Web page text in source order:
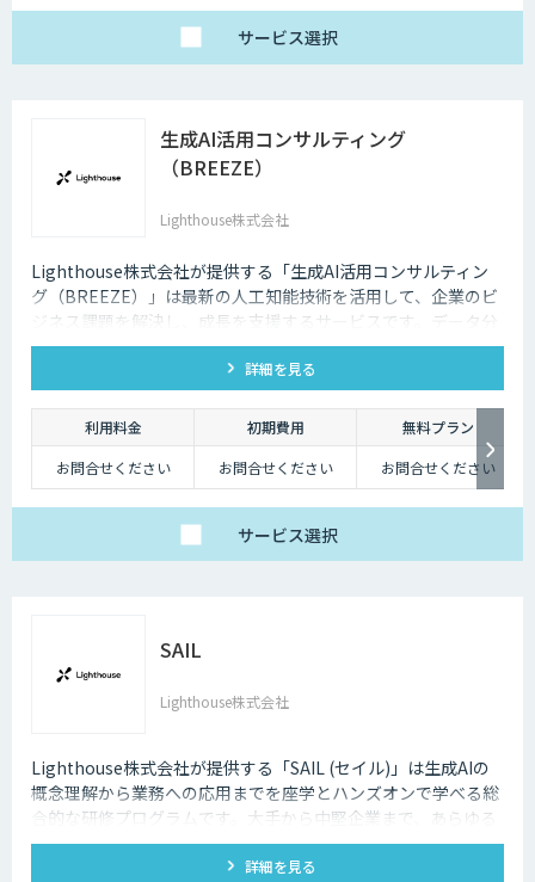
サービス選択
生成AI活用コンサルティング
（BREEZE）
Lighthouse株式会社
Lighthouse株式会社が提供する「生成AI活用コンサルティン
グ（BREEZE）」は最新の人工知能技術を活用して、企業のビ
ジネス課題を解決し、成長を支援するサービスです。データ分
析、業務自動化、予測分析、カスタマーエクスペリエンスの向
上など、幅広いソリューションを提供します。貴社事業の実態
に合わせたAI活用戦略を構築し、競争力を高めます。
詳細を見る
利用料金 初期費用
無料プラン
お問合せください
お問合せください お問合せください
サービス選択
SAIL
Lighthouse株式会社
Lighthouse株式会社が提供する「SAIL (セイル)」は生成AIの
概念理解から業務への応用までを座学とハンズオンで学べる総
合的な研修プログラムです。大手から中堅企業まで、あらゆる
業界・業種の企業様にご利用いただけます。
詳細を見る